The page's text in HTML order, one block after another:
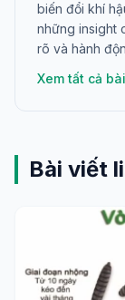
biến đổi khí
những insight
rõ và hành
Xem tất cả
Bài viết